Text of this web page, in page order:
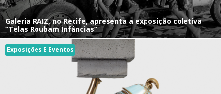
Galeria RAIZ, no Recife, apresenta a exposição coletiva
“Telas Roubam Infâncias”
Exposições E Eventos